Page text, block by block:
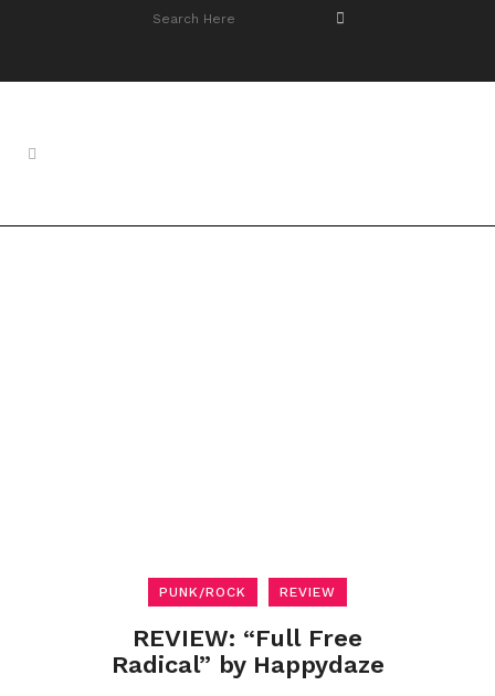
PUNK/ROCK REVIEW
REVIEW: “Full Free
Radical” by Happydaze